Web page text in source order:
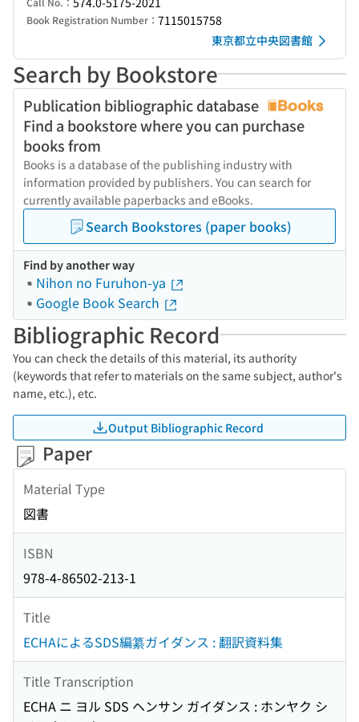
Book Registration Number： 7115015758
東京都立中央図書館
Search by Bookstore
Publication bibliographic database
Find a bookstore where you can purchase
books from
Books is a database of the publishing industry with
information provided by publishers. You can search for
currently available paperbacks and eBooks.
Search Bookstores (paper books)
Find by another way
Nihon no Furuhon-ya
Google Book Search
Bibliographic Record
You can check the details of this material, its authority
(keywords that refer to materials on the same subject, author's
name, etc.), etc.
Output Bibliographic Record
Paper
Material Type
図書
ISBN
978-4-86502-213-1
Title
ECHAによるSDS編纂ガイダンス : 翻訳資料集
Title Transcription
ECHA ニ ヨル SDS ヘンサン ガイダンス : ホンヤク シ